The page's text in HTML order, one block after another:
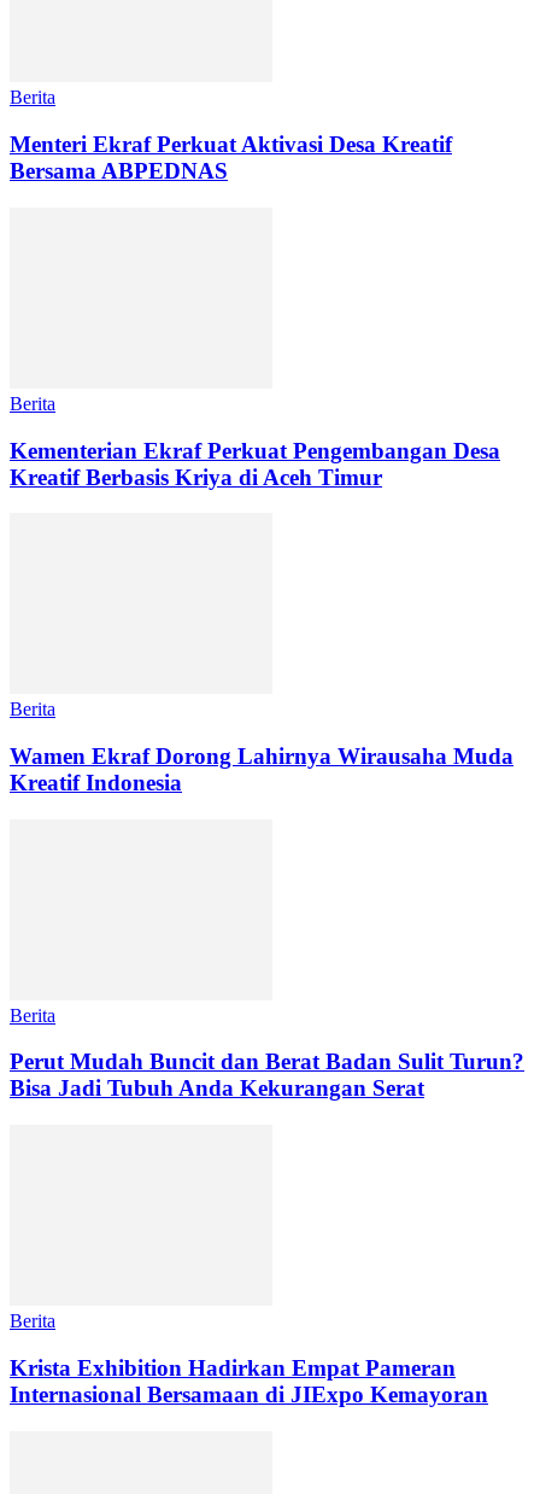
Berita
Menteri Ekraf Perkuat Aktivasi Desa Kreatif
Bersama ABPEDNAS
Berita
Kementerian Ekraf Perkuat Pengembangan Desa
Kreatif Berbasis Kriya di Aceh Timur
Berita
Wamen Ekraf Dorong Lahirnya Wirausaha Muda
Kreatif Indonesia
Berita
Perut Mudah Buncit dan Berat Badan Sulit Turun?
Bisa Jadi Tubuh Anda Kekurangan Serat
Berita
Krista Exhibition Hadirkan Empat Pameran
Internasional Bersamaan di JIExpo Kemayoran